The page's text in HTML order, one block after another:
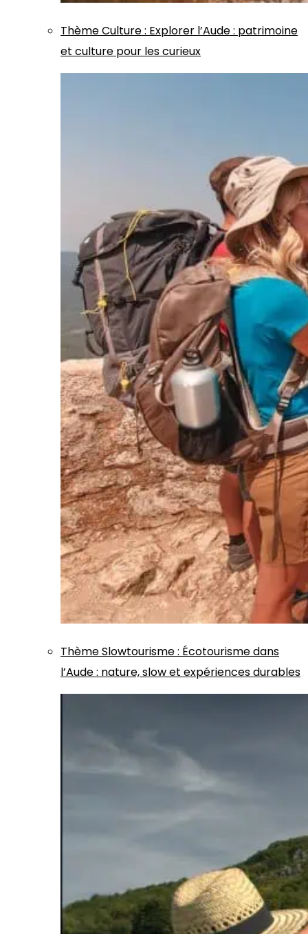
ThèmeCulture: Explorer l’Aude : patrimoine
et culture pour les curieux
ThèmeSlowtourisme: Écotourisme dans
l’Aude : nature, slow et expériences durables